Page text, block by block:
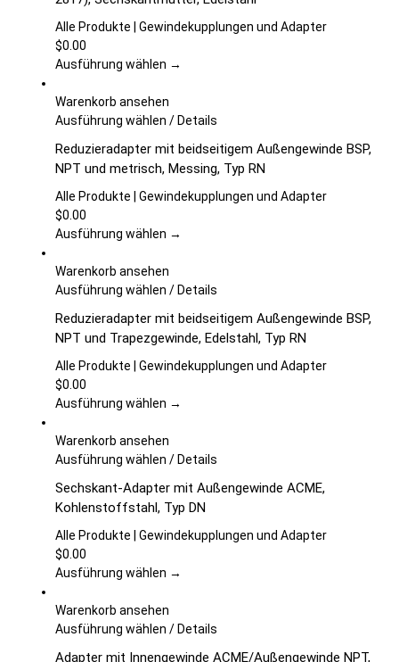
gewählt
werden
mehrere
Varianten
Die
auf
Produktseite
gewählt
werden
Alle Produkte | Gewindekupplungen und Adapter
$0.00
Ausführung wählen →
Warenkorb ansehen
Ausführung wählen Dieses
weist
mehrere
Varianten
Die
auf
Produktseite
gewählt
werden
/Details
Reduzieradapter mit beidseitigem Außengewinde BSP,
NPT und metrisch, Messing, Typ RN
Alle Produkte | Gewindekupplungen und Adapter
$0.00
Ausführung wählen →
Warenkorb ansehen
Ausführung wählen Dieses
weist
mehrere
Varianten
Die
auf
Produktseite
gewählt
werden
/Details
Reduzieradapter mit beidseitigem Außengewinde BSP,
NPT und Trapezgewinde, Edelstahl, Typ RN
Alle Produkte | Gewindekupplungen und Adapter
$0.00
Ausführung wählen →
Warenkorb ansehen
Ausführung wählen Dieses
weist
mehrere
Varianten
Die
auf
/Details
Sechskant-Adapter mit Außengewinde ACME,
Kohlenstoffstahl, Typ DN
Alle Produkte | Gewindekupplungen und Adapter
$0.00
Ausführung wählen →
Warenkorb ansehen
Ausführung wählen Dieses
/Details
Adapter mit Innengewinde ACME/Außengewinde NPT,